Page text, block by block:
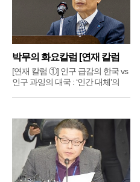
박무의 화요칼럼 [연재 칼럼
①]
[연재 칼럼 ①] 인구 급감의 한국 vs
인구 과잉의 대국 : ‘인간 대체’의